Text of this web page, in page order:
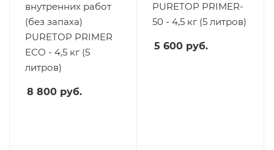
внутренних работ
(без запаха)
PURETOP PRIMER
ECO - 4,5 кг (5
литров)
8 800 руб.
PURETOP PRIMER-
50 - 4,5 кг (5 литров)
5 600 руб.